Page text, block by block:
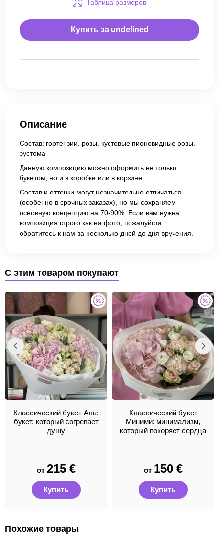
Таблица размеров
Купить за undefined
Описание
Состав: гортензии, розы, кустовые пионовидные розы,
эустома
Данную композицию можно оформить не только
букетом, но и в коробке или в корзине.
Состав и оттенки могут незначительно отличаться
(особенно в срочных заказах), но мы сохраняем
основную концепцию на 70-90%. Если вам нужна
композиция строго как на фото, пожалуйста
обратитесь к нам за несколько дней до дня вручения.
С этим товаром покупают
Классический букет Аль:
букет, который согревает
душу
от 215 €
Купить
Классический букет
Миними: минимализм,
который покоряет сердца
от 150 €
Купить
Похожие товары